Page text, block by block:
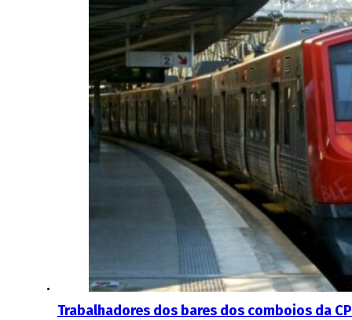
Trabalhadores dos bares dos comboios da